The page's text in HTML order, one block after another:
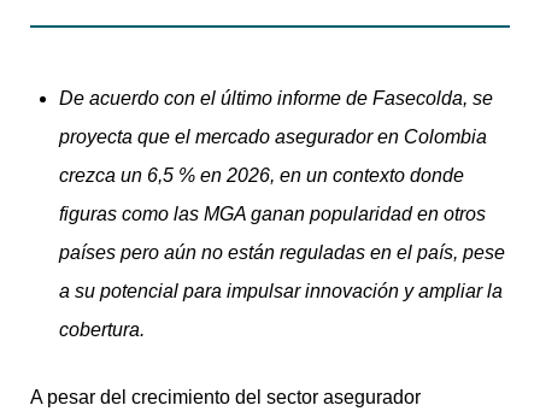
De acuerdo con el último informe de Fasecolda, se
proyecta que el mercado asegurador en Colombia
crezca un 6,5 % en 2026, en un contexto donde
figuras como las MGA ganan popularidad en otros
países pero aún no están reguladas en el país, pese
a su potencial para impulsar innovación y ampliar la
cobertura.
A pesar del crecimiento del sector asegurador